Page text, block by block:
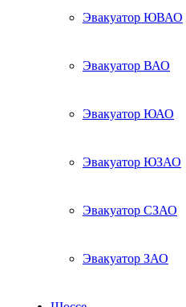
Эвакуатор ЮВАО
Эвакуатор ВАО
Эвакуатор ЮАО
Эвакуатор ЮЗАО
Эвакуатор СЗАО
Эвакуатор ЗАО